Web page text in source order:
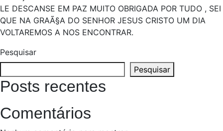
LE DESCANSE EM PAZ MUITO OBRIGADA POR TUDO , SEI
QUE NA GRAÃ§A DO SENHOR JESUS CRISTO UM DIA
VOLTAREMOS A NOS ENCONTRAR.
Pesquisar
Pesquisar
Posts recentes
Comentários